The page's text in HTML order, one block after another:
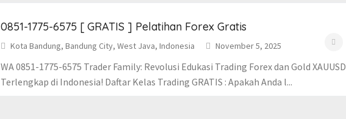
0851-1775-6575 [ GRATIS ] Pelatihan Forex Gratis
Kota Bandung, Bandung City, West Java, Indonesia November 5, 2025
WA 0851-1775-6575 Trader Family: Revolusi Edukasi Trading Forex dan Gold XAUUSD
Terlengkap di Indonesia! Daftar Kelas Trading GRATIS : Apakah Anda l...